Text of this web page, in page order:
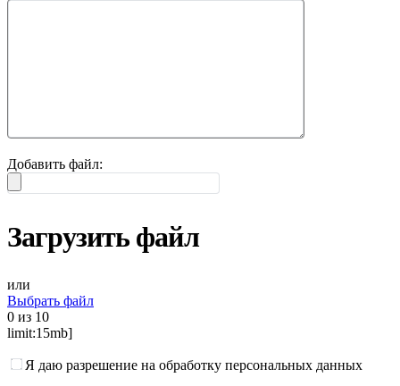
Добавить файл:
Загрузить файл
или
Выбрать файл
0 из 10
limit:15mb]
Я даю разрешение на обработку персональных данных